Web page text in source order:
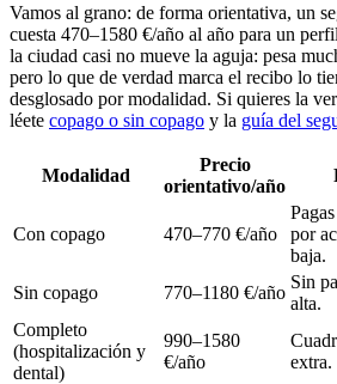
Vamos al grano: de forma orientativa, un
cuesta 470–1580 €/año al año para un
la ciudad casi no mueve la aguja: pesa
pero lo que de verdad marca el recibo lo
desglosado por modalidad. Si quieres la
léete copago o sin copago y la guía del
Modalidad
Precio
orientativo/año
Con copago 470–770 €/año
por
baja.
Sin copago
770–1180 €/año
Sin
alta.
Completo
(hospitalización y
dental)
990–1580
€/año
extra.